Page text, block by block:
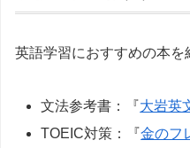
英語学習におすすめの本を
文法参考書：『大岩英
TOEIC対策：『金のフ